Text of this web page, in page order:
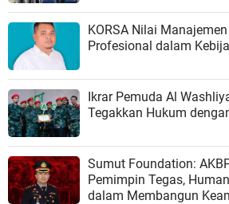
KORSA Nilai
Profesional dalam
Ikrar Pemuda Al
Tegakkan Hukum
Sumut Foundation:
Pemimpin Tegas,
dalam Membangun